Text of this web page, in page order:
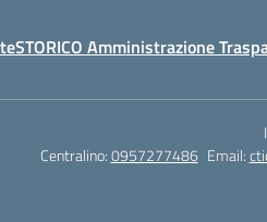
STORICO Amministrazione
Centralino:0957277486 Email: